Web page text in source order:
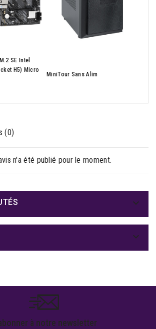
SE Intel
H5) Micro
MiniTour Sans Alim
(0)
n'a été publié pour le moment.


à notre newsletter